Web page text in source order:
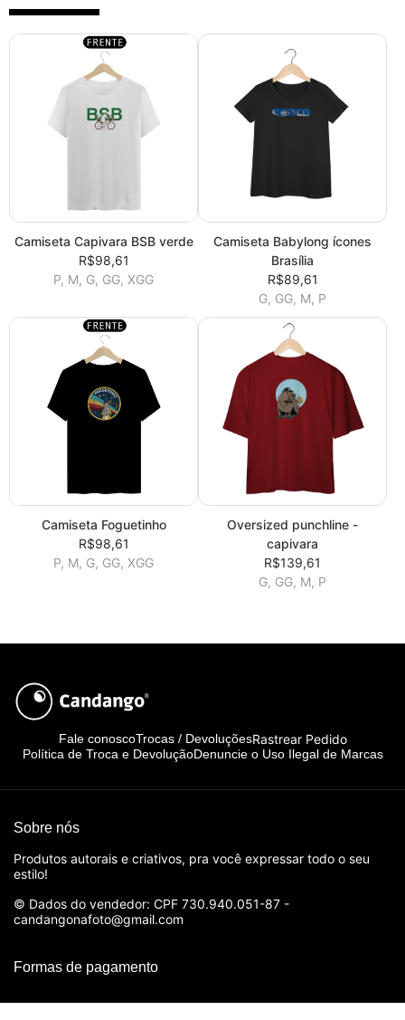
Camiseta Capivara BSB verde
R$98,61
P, M, G, GG, XGG
Camiseta Babylong ícones
Brasília
R$89,61
G, GG, M, P
Camiseta Foguetinho
R$98,61
P, M, G, GG, XGG
Oversized punchline -
capivara
R$139,61
G, GG, M, P
Fale conoscoTrocas / DevoluçõesRastrear Pedido
Política de Troca e DevoluçãoDenuncie o Uso Ilegal de Marcas
Sobre nós
Produtos autorais e criativos, pra você expressar todo o seu
estilo!
© Dados do vendedor: CPF 730.940.051-87 -
candangonafoto@gmail.com
Formas de pagamento